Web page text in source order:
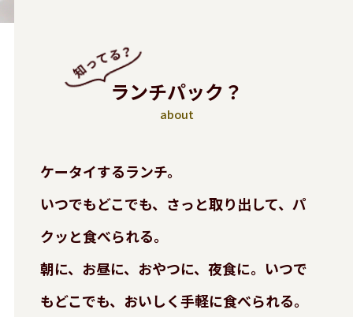
ランチパック？
about
ケータイするランチ。
いつでもどこでも、さっと取り出して、パ
クッと食べられる。
朝に、お昼に、おやつに、夜食に。いつで
もどこでも、おいしく手軽に食べられる。